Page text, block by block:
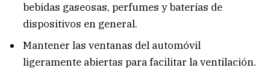
bebidas gaseosas, perfumes y baterías de
dispositivos en general.
Mantener las ventanas del automóvil
ligeramente abiertas para facilitar la ventilación.